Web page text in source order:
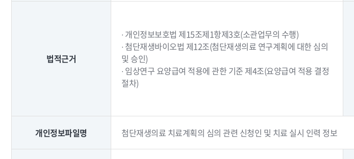
법적근거
∙ 개인정보보호법 제15조제1항제3호(소관업무의 수행)
∙ 첨단재생바이오법 제12조(첨단재생의료 연구계획에 대한 심의
및 승인)
∙ 임상연구 요양급여 적용에 관한 기준 제4조(요양급여 적용 결정
절차)
개인정보파일명 첨단재생의료 치료계획의 심의 관련 신청인 및 치료 실시 인력 정보